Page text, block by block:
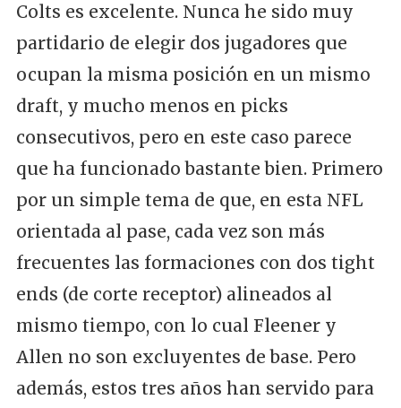
Colts es excelente. Nunca he sido muy
partidario de elegir dos jugadores que
ocupan la misma posición en un mismo
draft, y mucho menos en picks
consecutivos, pero en este caso parece
que ha funcionado bastante bien. Primero
por un simple tema de que, en esta NFL
orientada al pase, cada vez son más
frecuentes las formaciones con dos tight
ends (de corte receptor) alineados al
mismo tiempo, con lo cual Fleener y
Allen no son excluyentes de base. Pero
además, estos tres años han servido para